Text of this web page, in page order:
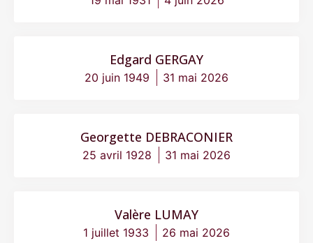
Edgard GERGAY
20 juin 1949 31 mai 2026
Georgette DEBRACONIER
25 avril 1928 31 mai 2026
Valère LUMAY
1 juillet 1933 26 mai 2026